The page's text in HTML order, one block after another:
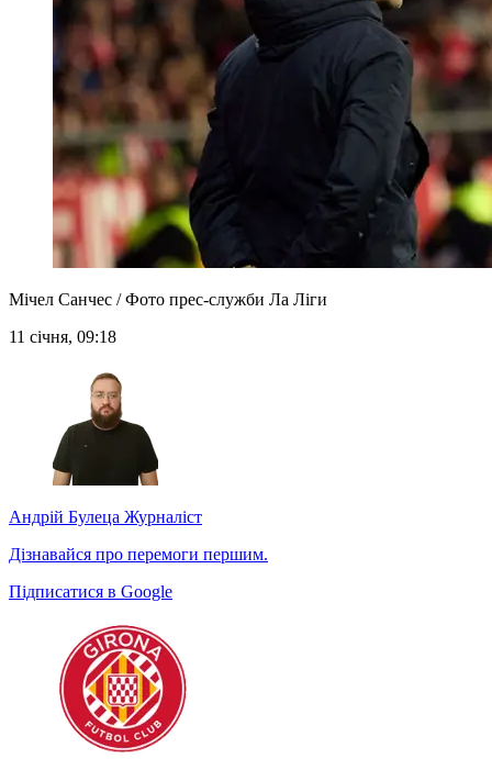
Мічел Санчес / Фото прес-служби Ла Ліги
11 січня, 09:18
Андрій Булеца Журналіст
Дізнавайся про перемоги першим.
Підписатися в Google